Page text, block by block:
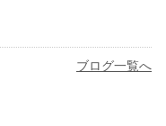
ブログ一覧へ